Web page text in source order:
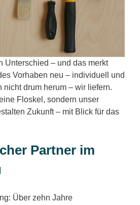
Unterschied – und das merkt
Vorhaben neu – individuell und
nicht drum herum – wir liefern.
Floskel, sondern unser
Zukunft – mit Blick für das
Partner im
Über zehn Jahre